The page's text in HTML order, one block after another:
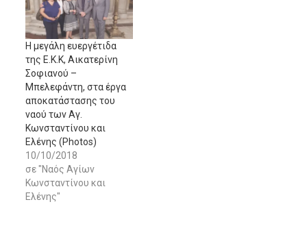
Η μεγάλη ευεργέτιδα
της Ε.Κ.Κ, Αικατερίνη
Σοφιανού –
Μπελεφάντη, στα έργα
αποκατάστασης του
ναού των Αγ.
Κωνσταντίνου και
Ελένης (Photos)
10/10/2018
σε "Ναός Αγίων
Κωνσταντίνου και
Ελένης"